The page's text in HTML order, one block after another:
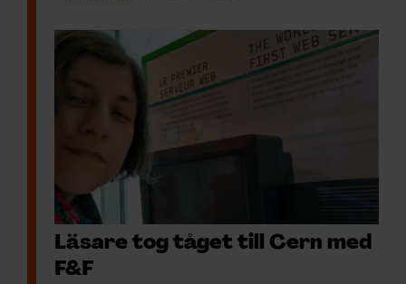
Läsare tog tåget till Cern med
F&F